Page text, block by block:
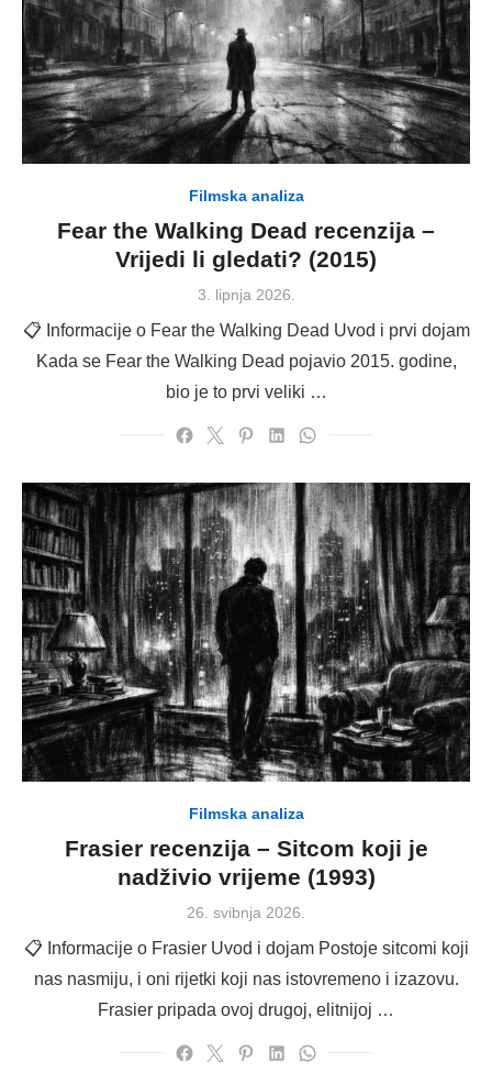
Filmska analiza
Fear the Walking Dead recenzija –
Vrijedi li gledati? (2015)
Posted
3. lipnja 2026.
📋 Informacije o Fear the Walking Dead Uvod i prvi dojam
Kada se Fear the Walking Dead pojavio 2015. godine,
bio je to prvi veliki …
Filmska analiza
Frasier recenzija – Sitcom koji je
nadživio vrijeme (1993)
Posted
26. svibnja 2026.
📋 Informacije o Frasier Uvod i dojam Postoje sitcomi koji
nas nasmiju, i oni rijetki koji nas istovremeno i izazovu.
Frasier pripada ovoj drugoj, elitnijoj …